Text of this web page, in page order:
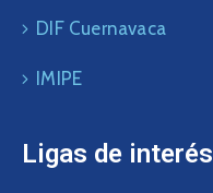
DIF Cuernavaca
IMIPE
Ligas de interés